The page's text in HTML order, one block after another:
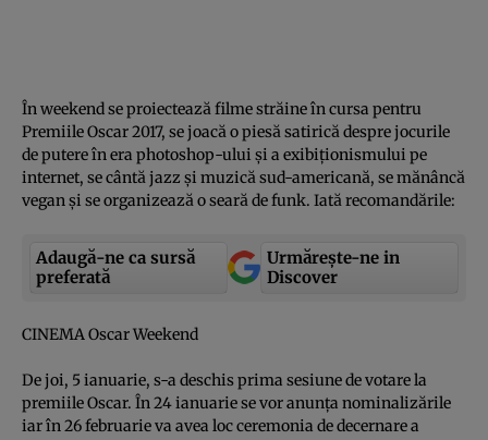
În weekend se proiectează filme străine în cursa pentru
Premiile Oscar 2017, se joacă o piesă satirică despre jocurile
de putere în era photoshop-ului şi a exibiţionismului pe
internet, se cântă jazz şi muzică sud-americană, se mănâncă
vegan şi se organizează o seară de funk. Iată recomandările:
Adaugă-ne ca sursă
preferată
Urmărește-ne in
Discover
CINEMA Oscar Weekend
De joi, 5 ianuarie, s-a deschis prima sesiune de votare la
premiile Oscar. În 24 ianuarie se vor anunţa nominalizările
iar în 26 februarie va avea loc ceremonia de decernare a